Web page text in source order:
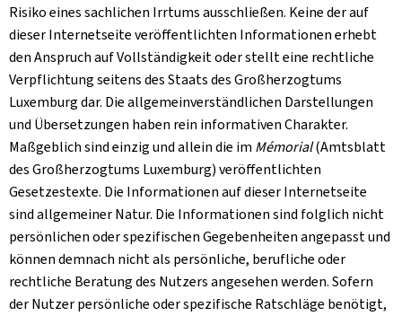
Risiko eines sachlichen Irrtums ausschließen. Keine der auf
dieser Internetseite veröffentlichten Informationen erhebt
den Anspruch auf Vollständigkeit oder stellt eine rechtliche
Verpflichtung seitens des Staats des Großherzogtums
Luxemburg dar. Die allgemeinverständlichen Darstellungen
und Übersetzungen haben rein informativen Charakter.
Maßgeblich sind einzig und allein die im Mémorial(Amtsblatt
des Großherzogtums Luxemburg) veröffentlichten
Gesetzestexte. Die Informationen auf dieser Internetseite
sind allgemeiner Natur. Die Informationen sind folglich nicht
persönlichen oder spezifischen Gegebenheiten angepasst und
können demnach nicht als persönliche, berufliche oder
rechtliche Beratung des Nutzers angesehen werden. Sofern
der Nutzer persönliche oder spezifische Ratschläge benötigt,